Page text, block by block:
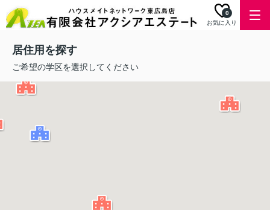
お気に入り
0
居住用を探す
ご希望の学区を選択してください